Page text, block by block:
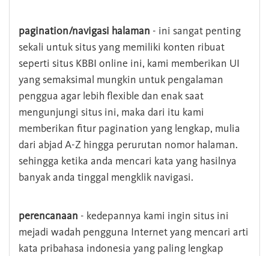
pagination/navigasi halaman - ini sangat penting
sekali untuk situs yang memiliki konten ribuat
seperti situs KBBI online ini, kami memberikan UI
yang semaksimal mungkin untuk pengalaman
penggua agar lebih flexible dan enak saat
mengunjungi situs ini, maka dari itu kami
memberikan fitur pagination yang lengkap, mulia
dari abjad A-Z hingga perurutan nomor halaman.
sehingga ketika anda mencari kata yang hasilnya
banyak anda tinggal mengklik navigasi.
perencanaan - kedepannya kami ingin situs ini
mejadi wadah pengguna Internet yang mencari arti
kata pribahasa indonesia yang paling lengkap